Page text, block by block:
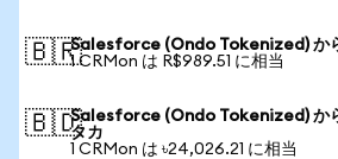
🇧🇷Salesforce (Ondo Tokenized) か
1 CRMon は R$989.51 に相当
🇧🇩Salesforce (Ondo Tokenized) か
タカ
1 CRMon は ৳24,026.21 に相当